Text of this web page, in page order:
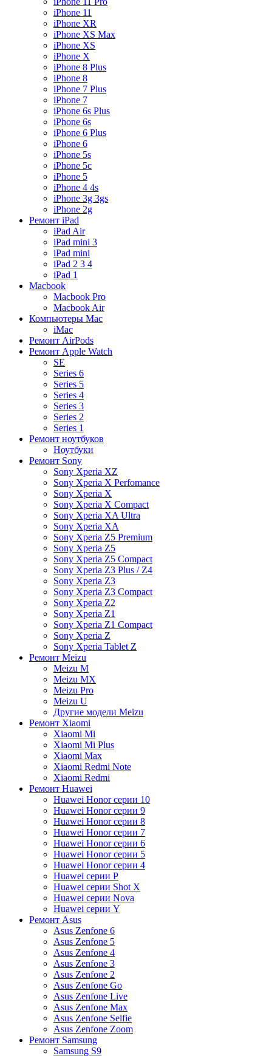
iPhone 11
iPhone XR
iPhone XS Max
iPhone XS
iPhone X
iPhone 8 Plus
iPhone 8
iPhone 7 Plus
iPhone 7
iPhone 6s Plus
iPhone 6s
iPhone 6 Plus
iPhone 6
iPhone 5s
iPhone 5c
iPhone 5
iPhone 4 4s
iPhone 3g 3gs
iPhone 2g
Ремонт iPad
iPad Air
iPad mini 3
iPad mini
iPad 2 3 4
iPad 1
Macbook
Macbook Pro
Macbook Air
Компьютеры Mac
iMac
Ремонт AirPods
Ремонт Apple Watch
SE
Series 6
Series 5
Series 4
Series 3
Series 2
Series 1
Ремонт ноутбуков
Ноутбуки
Ремонт Sony
Sony Xperia XZ
Sony Xperia X Perfomance
Sony Xperia X
Sony Xperia X Compact
Sony Xperia XA Ultra
Sony Xperia XA
Sony Xperia Z5 Premium
Sony Xperia Z5
Sony Xperia Z5 Compact
Sony Xperia Z3 Plus / Z4
Sony Xperia Z3
Sony Xperia Z3 Compact
Sony Xperia Z2
Sony Xperia Z1
Sony Xperia Z1 Compact
Sony Xperia Z
Sony Xperia Tablet Z
Ремонт Meizu
Meizu M
Meizu MX
Meizu Pro
Meizu U
Другие модели Meizu
Ремонт Xiaomi
Xiaomi Mi
Xiaomi Mi Plus
Xiaomi Max
Xiaomi Redmi Note
Xiaomi Redmi
Ремонт Huawei
Huawei Honor серии 10
Huawei Honor серии 9
Huawei Honor серии 8
Huawei Honor серии 7
Huawei Honor серии 6
Huawei Honor серии 5
Huawei Honor серии 4
Huawei серии P
Huawei серии Shot X
Huawei серии Nova
Huawei серии Y
Ремонт Asus
Asus Zenfone 6
Asus Zenfone 5
Asus Zenfone 4
Asus Zenfone 3
Asus Zenfone 2
Asus Zenfone Go
Asus Zenfone Live
Asus Zenfone Max
Asus Zenfone Selfie
Asus Zenfone Zoom
Ремонт Samsung
Samsung S9